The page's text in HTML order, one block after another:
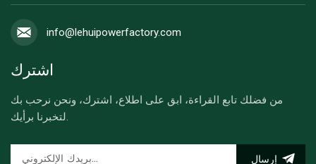
info@lehuipowerfactory.com
اشترك
من فضلك تابع القراءة، ابق على اطلاع، اشترك، ونحن نرحب بك
لتخبرنا برأيك.
إرسال